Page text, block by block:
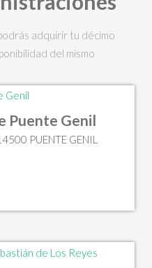
adquirir tu décimo
del mismo
Puente Genil
PUENTE GENIL